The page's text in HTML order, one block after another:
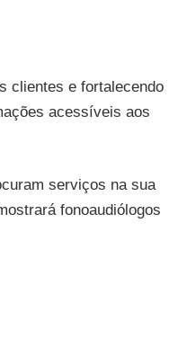
clientes e fortalecendo
acessíveis aos
serviços na sua
fonoaudiólogos